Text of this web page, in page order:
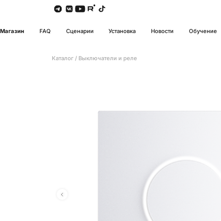
Магазин FAQ Сценарии Установка Новости Обучение
Каталог / Выключатели и реле